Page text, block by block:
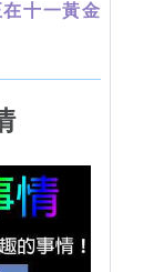
十一黃金